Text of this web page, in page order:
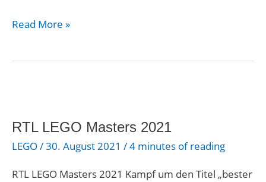
Read More »
RTL LEGO Masters 2021
LEGO/30. August 2021 /4 minutes of reading
RTL LEGO Masters 2021 Kampf um den Titel „bester
Masters
2021